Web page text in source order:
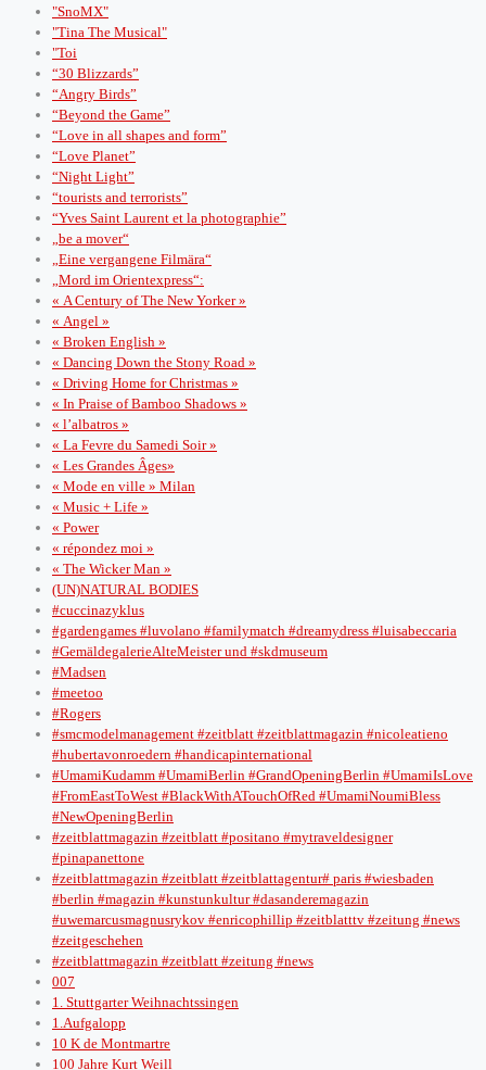
"SnoMX"
"Tina The Musical"
"Toi
“30 Blizzards”
“Angry Birds”
“Beyond the Game”
“Love in all shapes and form”
“Love Planet”
“Night Light”
“tourists and terrorists”
“Yves Saint Laurent et la photographie”
„be a mover“
„Eine vergangene Filmära“
„Mord im Orientexpress“:
« A Century of The New Yorker »
« Angel »
« Broken English »
« Dancing Down the Stony Road »
« Driving Home for Christmas »
« In Praise of Bamboo Shadows »
« l’albatros »
« La Fevre du Samedi Soir »
« Les Grandes Âges»
« Mode en ville » Milan
« Music + Life »
« Power
« répondez moi »
« The Wicker Man »
(UN)NATURAL BODIES
#cuccinazyklus
#gardengames #luvolano #familymatch #dreamydress #luisabeccaria
#GemäldegalerieAlteMeister und #skdmuseum
#Madsen
#meetoo
#Rogers
#smcmodelmanagement #zeitblatt #zeitblattmagazin #nicoleatieno
#hubertavonroedern #handicapinternational
#UmamiKudamm #UmamiBerlin #GrandOpeningBerlin #UmamiIsLove
#FromEastToWest #BlackWithATouchOfRed #UmamiNoumiBless
#NewOpeningBerlin
#zeitblattmagazin #zeitblatt #positano #mytraveldesigner
#pinapanettone
#zeitblattmagazin #zeitblatt #zeitblattagentur# paris #wiesbaden
#berlin #magazin #kunstunkultur #dasanderemagazin
#uwemarcusmagnusrykov #enricophillip #zeitblatttv #zeitung #news
#zeitgeschehen
#zeitblattmagazin #zeitblatt #zeitung #news
007
1. Stuttgarter Weihnachtssingen
1.Aufgalopp
10 K de Montmartre
100 Jahre Kurt Weill